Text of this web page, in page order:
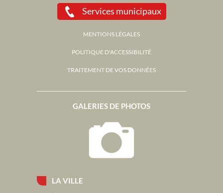
LA VILLE
GALERIES DE PHOTOS
Services municipaux
MENTIONS LÉGALES
POLITIQUE D'ACCESSIBILITÉ
TRAITEMENT DE VOS DONNÉES